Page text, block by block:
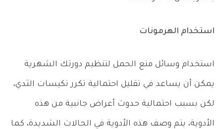
استخدام الهرمونات
استخدام وسائل منع الحمل لتنظيم دورتك الشهرية
يمكن أن يساعد في تقليل احتمالية تكرر تكيسات الثدي،
لكن بسبب احتمالية حدوث أعراض جانبية من هذه
الأدوية، يتم وصف هذه الأدوية في الحالات الشديدة، كما